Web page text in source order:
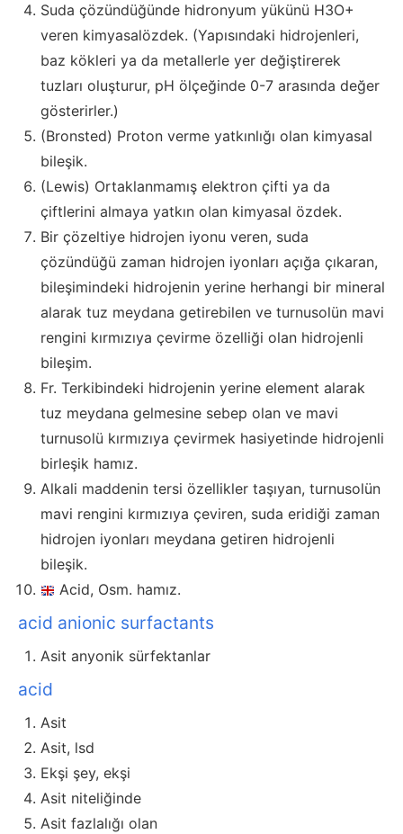
Suda çözündüğünde hidronyum yükünü H3O+
veren kimyasalözdek. (Yapısındaki hidrojenleri,
baz kökleri ya da metallerle yer değiştirerek
tuzları oluşturur, pH ölçeğinde 0-7 arasında değer
gösterirler.)
(Bronsted) Proton verme yatkınlığı olan kimyasal
bileşik.
(Lewis) Ortaklanmamış elektron çifti ya da
çiftlerini almaya yatkın olan kimyasal özdek.
Bir çözeltiye hidrojen iyonu veren, suda
çözündüğü zaman hidrojen iyonları açığa çıkaran,
bileşimindeki hidrojenin yerine herhangi bir mineral
alarak tuz meydana getirebilen ve turnusolün mavi
rengini kırmızıya çevirme özelliği olan hidrojenli
bileşim.
Fr. Terkibindeki hidrojenin yerine element alarak
tuz meydana gelmesine sebep olan ve mavi
turnusolü kırmızıya çevirmek hasiyetinde hidrojenli
birleşik hamız.
Alkali maddenin tersi özellikler taşıyan, turnusolün
mavi rengini kırmızıya çeviren, suda eridiği zaman
hidrojen iyonları meydana getiren hidrojenli
bileşik.
Acid, Osm. hamız.
acid anionic surfactants
Asit anyonik sürfektanlar
acid
Asit
Asit, lsd
Ekşi şey, ekşi
Asit niteliğinde
Asit fazlalığı olan